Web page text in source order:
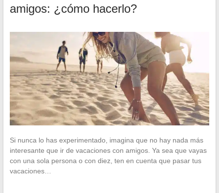
amigos: ¿cómo hacerlo?
Si nunca lo has experimentado, imagina que no hay nada más
interesante que ir de vacaciones con amigos. Ya sea que vayas
con una sola persona o con diez, ten en cuenta que pasar tus
vacaciones…